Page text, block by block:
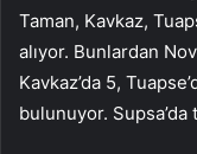
Taman, Kavkaz,
alıyor. Bunlardan
Kavkaz’da 5,
bulunuyor.